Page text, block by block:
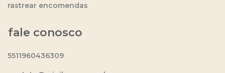
rastrear encomendas
fale conosco
5511960436309